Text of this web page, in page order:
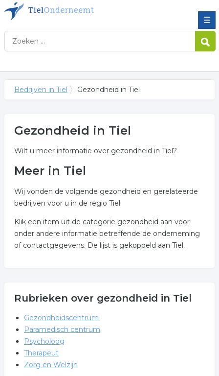
☰
Bedrijven in Tiel Gezondheid in Tiel
Gezondheid in Tiel
Wilt u meer informatie over gezondheid in Tiel?
Meer in Tiel
Wij vonden de volgende gezondheid en gerelateerde
bedrijven voor u in de regio Tiel.
Klik een item uit de categorie gezondheid aan voor
onder andere informatie betreffende de onderneming
of contactgegevens. De lijst is gekoppeld aan Tiel.
Rubrieken over gezondheid in Tiel
Gezondheidscentrum
Paramedisch centrum
Psycholoog
Therapeut
Zorg en Welzijn